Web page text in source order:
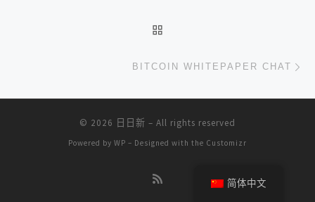
BITCOIN WHITEPAPER CHAT
© 2026 日日新 – All rights reserved
Powered by WP – Designed with the Customizr
简体中文